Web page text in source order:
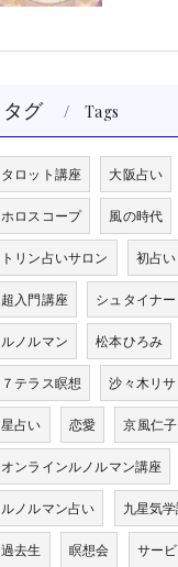
タグ Tags
タロット講座 大阪占い
ホロスコープ 風の時代
トリン占いサロン 初占い
超入門講座 シュタイナー
ルノルマン 松本ひろみ
７テラス瞑想 沙々木リサ
星占い 恋愛 京風仁子
オンラインルノルマン講座
ルノルマン占い 九星気
過去生 瞑想会 サー